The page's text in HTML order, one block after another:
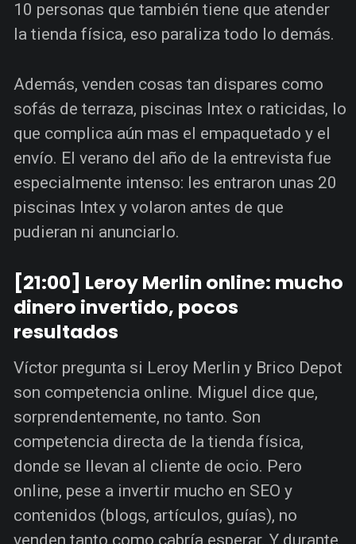
10 personas que también tiene que atender
la tienda física, eso paraliza todo lo demás.
Además, venden cosas tan dispares como
sofás de terraza, piscinas Intex o raticidas, lo
que complica aún mas el empaquetado y el
envío. El verano del año de la entrevista fue
especialmente intenso: les entraron unas 20
piscinas Intex y volaron antes de que
pudieran ni anunciarlo.
[21:00] Leroy Merlin online: mucho
dinero invertido, pocos
resultados
Víctor pregunta si Leroy Merlin y Brico Depot
son competencia online. Miguel dice que,
sorprendentemente, no tanto. Son
competencia directa de la tienda física,
donde se llevan al cliente de ocio. Pero
online, pese a invertir mucho en SEO y
contenidos (blogs, artículos, guías), no
venden tanto como cabría esperar. Y durante